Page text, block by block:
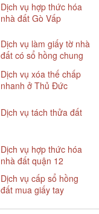
Dịch vụ hợp thức hóa
nhà đất Gò Vấp
Dịch vụ làm giấy tờ nhà
đất có sổ hồng chung
Dịch vụ xóa thế chấp
nhanh ở Thủ Đức
Dịch vụ tách thửa đất
Dịch vụ hợp thức hóa
nhà đất quận 12
Dịch vụ cấp sổ hồng
đất mua giấy tay